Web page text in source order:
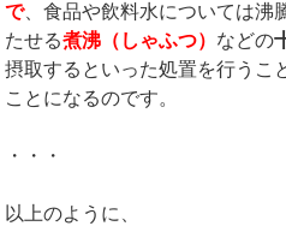
で、食品や飲料水については沸
たせる煮沸（しゃふつ） などの
摂取するといった処置を行うこ
ことになるのです。
・・・
以上のように、